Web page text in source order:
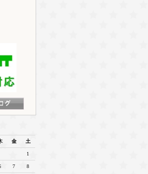
金 土
1
7 8